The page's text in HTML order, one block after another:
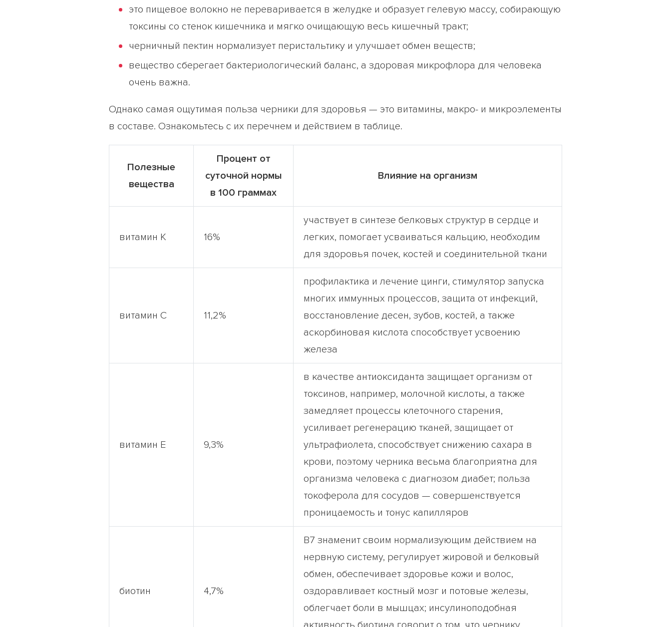
это пищевое волокно не переваривается в желудке и образует гелевую массу, собирающую
токсины со стенок кишечника и мягко очищающую весь кишечный тракт;
черничный пектин нормализует перистальтику и улучшает обмен веществ;
вещество сберегает бактериологический баланс, а здоровая микрофлора для человека
очень важна.
Однако самая ощутимая польза черники для здоровья — это витамины, макро- и микроэлементы
в составе. Ознакомьтесь с их перечнем и действием в таблице.
Полезные
вещества
Процент от
суточной нормы
в 100 граммах
Влияние на организм
витамин К 16%
участвует в синтезе белковых структур в сердце и
легких, помогает усваиваться кальцию, необходим
для здоровья почек, костей и соединительной ткани
витамин С 11,2%
профилактика и лечение цинги, стимулятор запуска
многих иммунных процессов, защита от инфекций,
восстановление десен, зубов, костей, а также
аскорбиновая кислота способствует усвоению
железа
витамин Е 9,3%
в качестве антиоксиданта защищает организм от
токсинов, например, молочной кислоты, а также
замедляет процессы клеточного старения,
усиливает регенерацию тканей, защищает от
ультрафиолета, способствует снижению сахара в
крови, поэтому черника весьма благоприятна для
организма человека с диагнозом диабет; польза
токоферола для сосудов — совершенствуется
проницаемость и тонус капилляров
биотин 4,7%
В7 знаменит своим нормализующим действием на
нервную систему, регулирует жировой и белковый
обмен, обеспечивает здоровье кожи и волос,
оздоравливает костный мозг и потовые железы,
облегчает боли в мышцах; инсулиноподобная